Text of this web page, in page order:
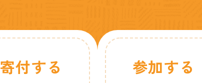
寄付する 参加する